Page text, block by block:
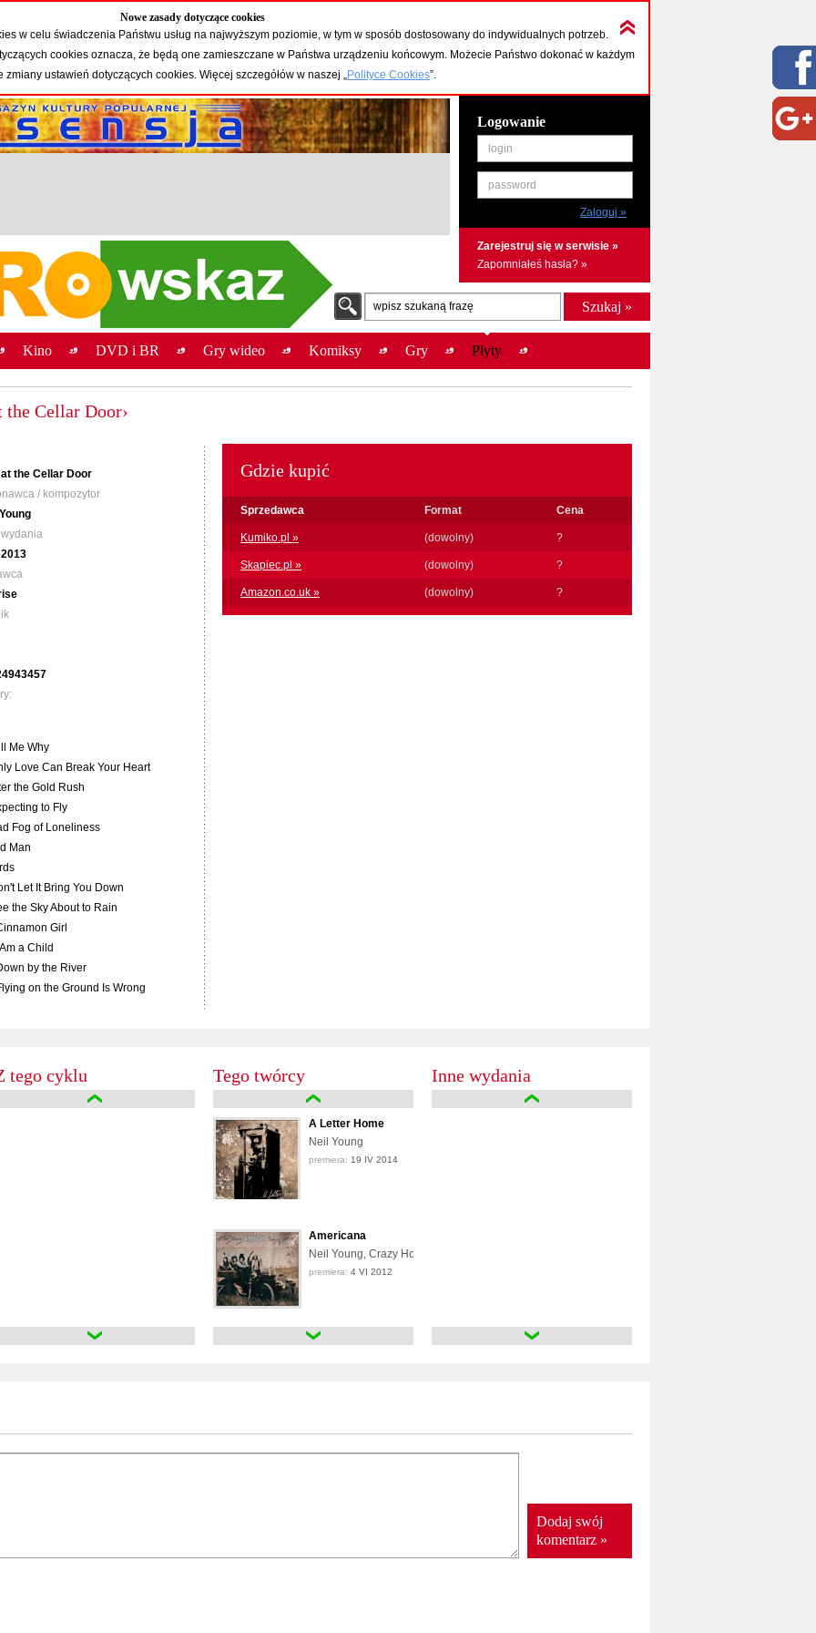
Nowe zasady dotyczące cookies
w celu świadczenia Państwu usług na najwyższym poziomie, w tym w sposób dostosowany do indywidualnych potrzeb.
cookies oznacza, że będą one zamieszczane w Państwa urządzeniu końcowym. Możecie Państwo dokonać w każdym
zmiany ustawień dotyczących cookies. Więcej szczegółów w naszej „Polityce Cookies”.
Logowanie
login
password
Zarejestruj się w serwisie »
Zapomniałeś hasła? »
wpisz szukaną frazę
Kino DVD i BR Gry wideo Komiksy Gry Płyty
the Cellar Door›
at the Cellar Door
/ kompozytor
Me Why
Love Can Break Your Heart
the Gold Rush
to Fly
Fog of Loneliness
Man
Let It Bring You Down
the Sky About to Rain
Girl
a Child
by the River
on the Ground Is Wrong
Gdzie kupić
Sprzedawca Format Cena
Kumiko.pl » (dowolny) ?
Skapiec.pl » (dowolny) ?
Amazon.co.uk » (dowolny) ?
tego cyklu Tego twórcy
A Letter Home
Neil Young
premiera: 19 IV 2014
Americana
Neil Young, Crazy Horse
premiera: 4 VI 2012
As Time Explodes – Live Album
Inne wydania
Dodaj swój
komentarz »